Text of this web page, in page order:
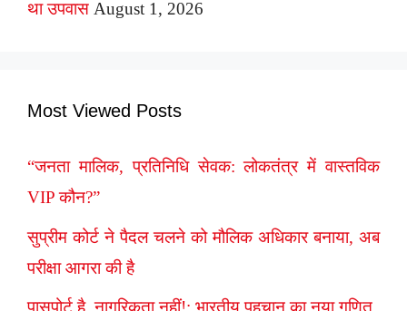
था उपवास August 1, 2026
Most Viewed Posts
“जनता मालिक, प्रतिनिधि सेवक: लोकतंत्र में वास्तविक
VIP कौन?”
सुप्रीम कोर्ट ने पैदल चलने को मौलिक अधिकार बनाया, अब
परीक्षा आगरा की है